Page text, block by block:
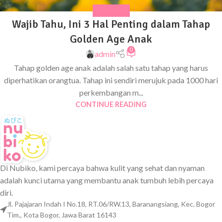
PARENTING
Wajib Tahu, Ini 3 Hal Penting dalam Tahap
Golden Age Anak
admin 0
Tahap golden age anak adalah salah satu tahap yang harus
diperhatikan orangtua. Tahap ini sendiri merujuk pada 1000 hari
perkembangan m...
CONTINUE READING
Di Nubiko, kami percaya bahwa kulit yang sehat dan nyaman
adalah kunci utama yang membantu anak tumbuh lebih percaya
diri.
Jl. Pajajaran Indah I No.18, RT.06/RW.13, Baranangsiang, Kec. Bogor
Tim., Kota Bogor, Jawa Barat 16143